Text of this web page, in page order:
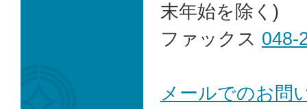
末年始を除く)
ファックス 048-
メールでのお問